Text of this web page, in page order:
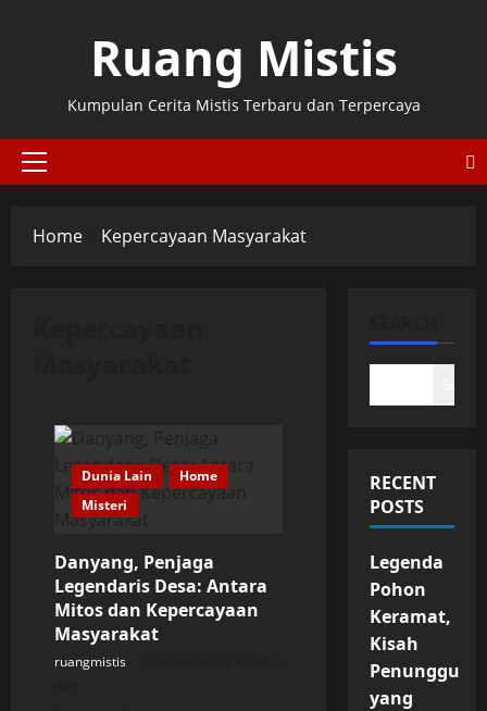
Ruang Mistis
Kumpulan Cerita Mistis Terbaru dan Terpercaya
Primary
Home Kepercayaan Masyarakat
Dunia Lain
Home
Misteri
Danyang, Penjaga
Legendaris Desa: Antara
Mitos dan Kepercayaan
Masyarakat
ruangmistis
RECENT
POSTS
Legenda
Pohon
Keramat,
Kisah
Penunggu
yang